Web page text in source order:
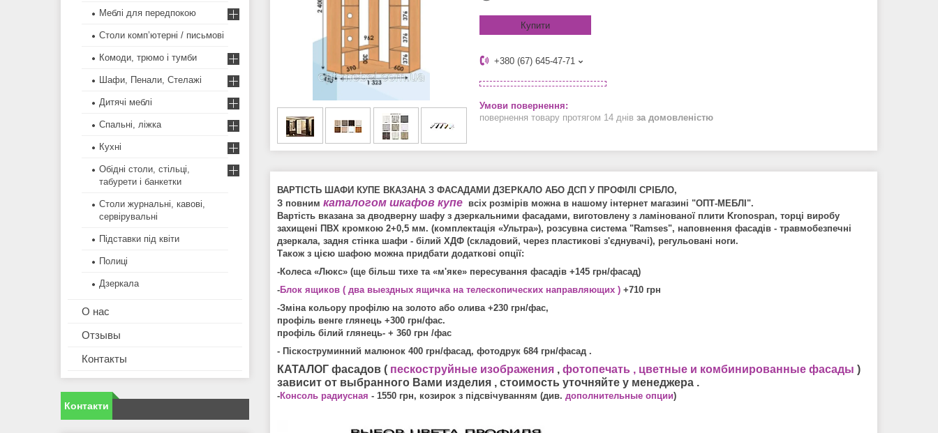
Купити
+380 (67) 645-47-71
повернення товару протягом 14 днів за домовленістю
ВАРТІСТЬ ШАФИ КУПЕ ВКАЗАНА З ФАСАДАМИ ДЗЕРКАЛО АБО ДСП У ПРОФІЛІ СРІБЛО,
З повним каталогом шкафов купе всіх розмірів можна в нашому інтернет магазині "ОПТ-МЕБЛІ".
Вартість вказана за дводверну шафу з дзеркальними фасадами, виготовлену з ламінованої плити Kronospan, торці виробу
захищені ПВХ кромкою 2+0,5 мм. (комплектація «Ультра»), розсувна система "Ramses", наповнення фасадів - травмобезпечні
дзеркала, задня стінка шафи - білий ХДФ (складовий, через пластикові з'єднувачі), регульовані ноги.
Також з цією шафою можна придбати додаткові опції:
-Колеса «Люкс» (ще більш тихе та «м'яке» пересування фасадів +145 грн/фасад)
-Блок ящиков ( два выездных ящичка на телескопических направляющих ) +710 грн
-Зміна кольору профілю на золото або олива +230 грн/фас,
профіль венге глянець +300 грн/фас.
профіль білий глянець- + 360 грн /фас
- Піскоструминний малюнок 400 грн/фасад, фотодрук 684 грн/фасад .
КАТАЛОГ фасадов ( пескоструйные изображения , фотопечать , цветные и комбинированные фасады )
зависит от выбранного Вами изделия , стоимость уточняйте у менеджера .
-Консоль радиусная - 1550 грн, козирок з підсвічуванням (див. дополнительные опции)
Меблi для передпокою
Столи комп’ютерні / письмові
Комоди, трюмо і тумби
Шафи, Пенали, Стелажі
Дитячі меблі
Спальні, ліжка
Кухні
Обідні столи, стільці,
табурети і банкетки
Столи журнальні, кавові,
сервірувальні
Підставки під квіти
Полиці
Дзеркала
О нас
Отзывы
Контакты
Контакти